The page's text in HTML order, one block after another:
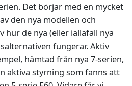
Det börjar med en mycket
den nya modellen och
hur de nya (eller iallafall nya
fungerar. Aktiv
hämtad från nya 7-serien,
aktiva styrning som fanns att